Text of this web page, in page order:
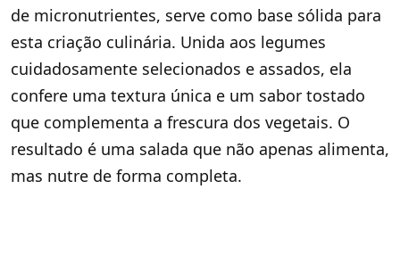
de micronutrientes, serve como base sólida para
esta criação culinária. Unida aos legumes
cuidadosamente selecionados e assados, ela
confere uma textura única e um sabor tostado
que complementa a frescura dos vegetais. O
resultado é uma salada que não apenas alimenta,
mas nutre de forma completa.